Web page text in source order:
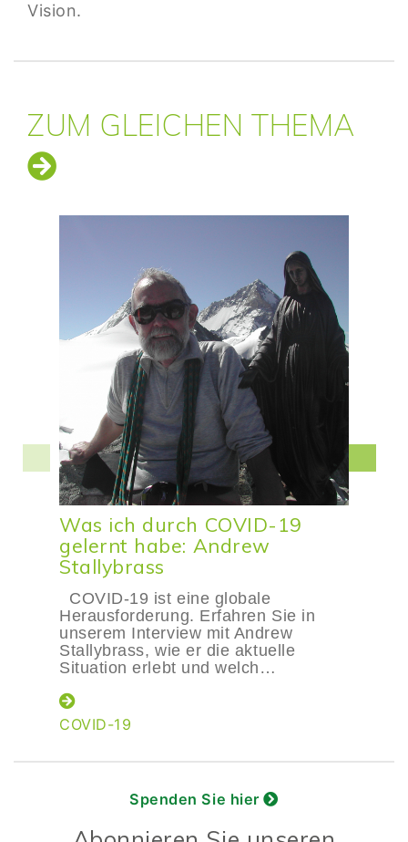
Vision.
ZUM GLEICHEN THEMA
Was ich durch COVID-19
gelernt habe: Andrew
Stallybrass
COVID-19 ist eine globale
Herausforderung. Erfahren Sie in
unserem Interview mit Andrew
Stallybrass, wie er die aktuelle
Situation erlebt und welch…
COVID-19
Spenden Sie hier